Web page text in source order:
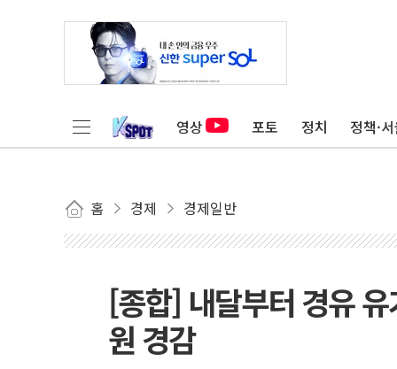
영상 포토 정치 정책·
홈 경제 경제일반
[종합] 내달부터 경유
원 경감